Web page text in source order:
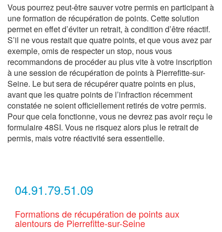
Vous pourrez peut-être sauver votre permis en participant à
une formation de récupération de points. Cette solution
permet en effet d’éviter un retrait, à condition d’être réactif.
S’il ne vous restait que quatre points, et que vous avez par
exemple, omis de respecter un stop, nous vous
recommandons de procéder au plus vite à votre inscription
à une session de récupération de points à Pierrefitte-sur-
Seine. Le but sera de récupérer quatre points en plus,
avant que les quatre points de l’infraction récemment
constatée ne soient officiellement retirés de votre permis.
Pour que cela fonctionne, vous ne devrez pas avoir reçu le
formulaire 48SI. Vous ne risquez alors plus le retrait de
permis, mais votre réactivité sera essentielle.
04.91.79.51.09
Formations de récupération de points aux
alentours de Pierrefitte-sur-Seine